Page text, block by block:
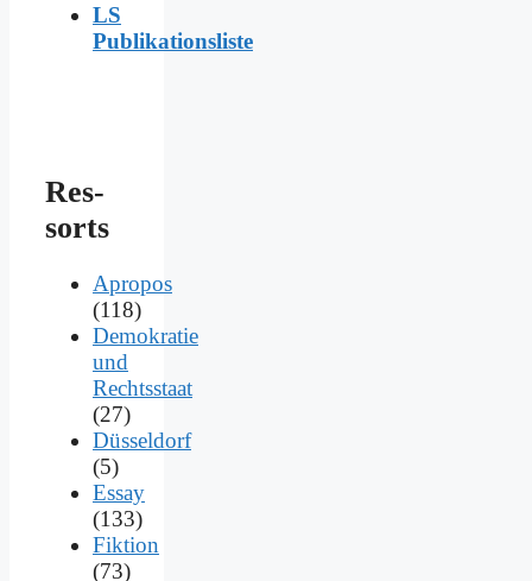
LS
Publikationsliste
Res­
sorts
Apropos
(118)
Demokratie
und
Rechtsstaat
(27)
Düsseldorf
(5)
Essay
(133)
Fiktion
(73)